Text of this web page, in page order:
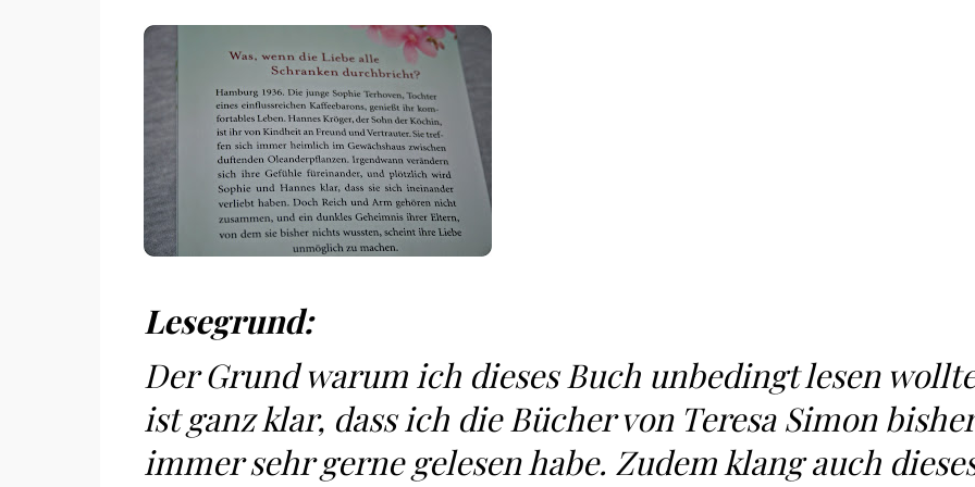
Lesegrund:
Der Grund warum ich dieses Buch unbedingt lesen
ist ganz klar, dass ich die Bücher von Teresa Simon bisher
immer sehr gerne gelesen habe. Zudem klang auch